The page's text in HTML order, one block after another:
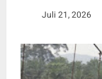
Juli 21, 2026